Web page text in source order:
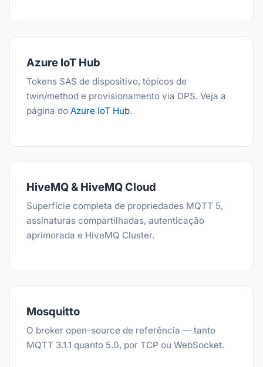
Azure IoT Hub
Tokens SAS de dispositivo, tópicos de
twin/method e provisionamento via DPS. Veja a
página do Azure IoT Hub.
HiveMQ & HiveMQ Cloud
Superfície completa de propriedades MQTT 5,
assinaturas compartilhadas, autenticação
aprimorada e HiveMQ Cluster.
Mosquitto
O broker open-source de referência — tanto
MQTT 3.1.1 quanto 5.0, por TCP ou WebSocket.